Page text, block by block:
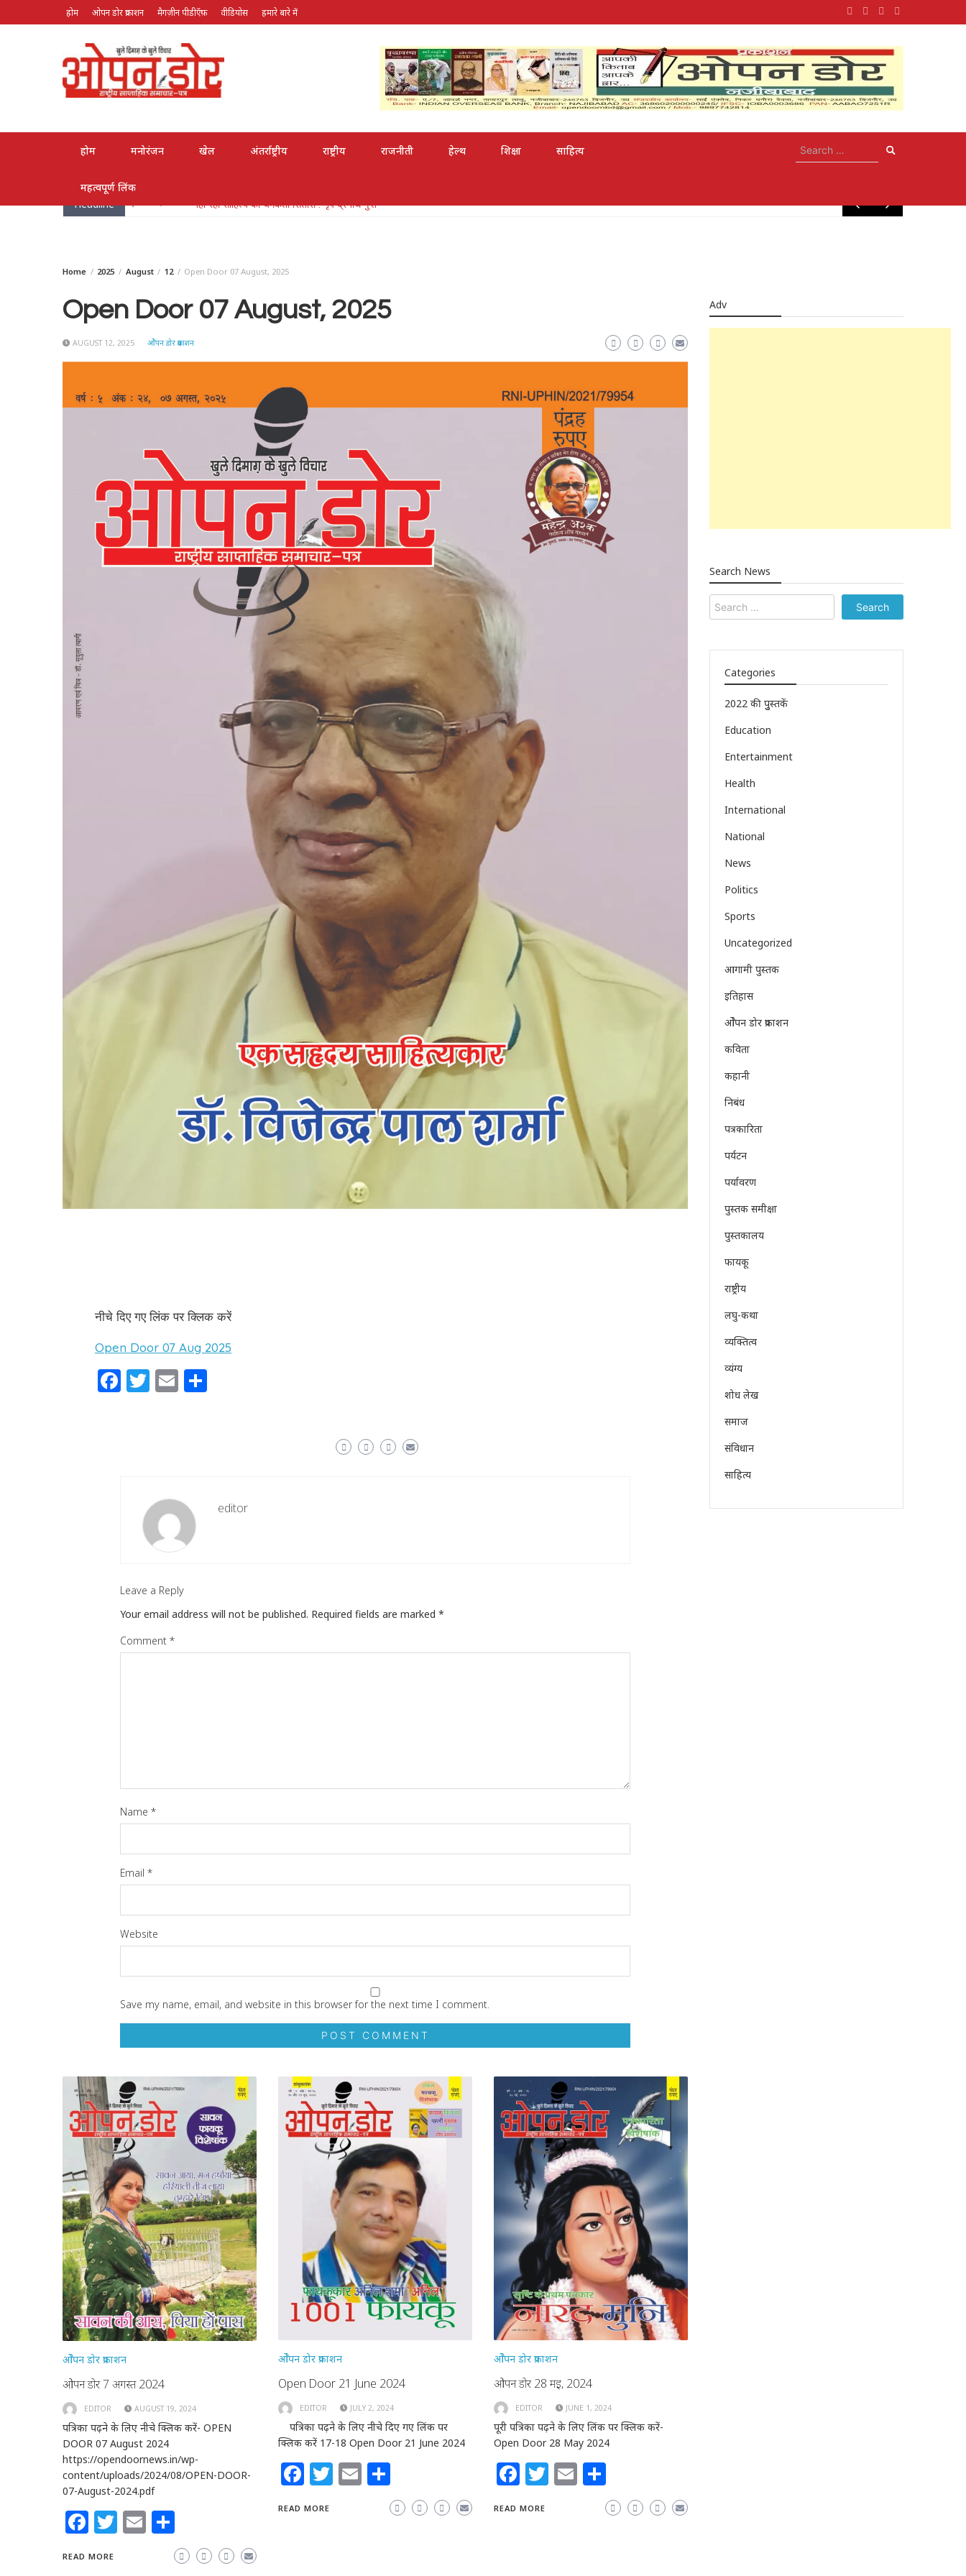
होम ओपन डोर प्रकाशन मैगज़ीन पीडीऍफ़ वीडियोस हमारे बारे में
होम मनोरंजन खेल अंतर्राष्ट्रीय राष्ट्रीय राजनीती हेल्थ शिक्षा साहित्य
महत्वपूर्ण लिंक
Headline
लोक गायक भरत सिंह भारती हुए पद्मश्री से सम्मानित
Home 2025 August 12 Open Door 07 August, 2025
Open Door 07 August, 2025
AUGUST 12, 2025 ओेपन डोर प्रकाशन
नीचे दिए गए लिंक पर क्लिक करें
Open Door 07 Aug 2025
Facebook
Twitter
Email
editor
Leave a Reply
Your email address will not be published. Required fields are marked *
Comment *
Name *
Email *
Website
Save my name, email, and website in this browser for the next time I comment.
ओेपन डोर प्रकाशन
ओपन डोर 7 अगस्त 2024
EDITOR AUGUST 19, 2024
पत्रिका पढ़ने के लिए नीचे क्लिक करें- OPEN
DOOR 07 August 2024
https://opendoornews.in/wp-
content/uploads/2024/08/OPEN-DOOR-
07-August-2024.pdf
Facebook
Twitter
Email
READ MORE
ओेपन डोर प्रकाशन
Open Door 21 June 2024
EDITOR JULY 2, 2024
पत्रिका पढ़ने के लिए नीचे दिए गए लिंक पर
क्लिक करें 17-18 Open Door 21 June 2024
Facebook
Twitter
EmailShare
READ MORE
ओेपन डोर प्रकाशन
ओपन डोर 28 मई, 2024
EDITOR JUNE 1, 2024
पूरी पत्रिका पढ़ने के लिए लिंक पर क्लिक करें-
Open Door 28 May 2024
Facebook
Twitter
EmailShare
READ MORE
Adv
Search News
Categories
2022 की पुुस्तकें
Education
Entertainment
Health
International
National
News
Politics
Sports
Uncategorized
आगामी पुस्तक
इतिहास
ओेपन डोर प्रकाशन
कविता
कहानी
निबंध
पत्रकारिता
पर्यटन
पर्यावरण
पुस्तक समीक्षा
पुस्तकालय
फायकू
राष्ट्रीय
लघु-कथा
व्यक्तित्व
व्यंग्य
शोध लेख
समाज
संविधान
साहित्य